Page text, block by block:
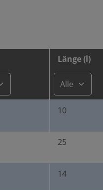
Länge (l)
10
25
14